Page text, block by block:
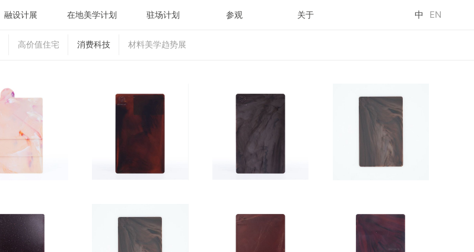
高价值住宅 消费科技 材料美学趋势展
融设计展 在地美学计划 驻场计划 参观 关于 中 EN